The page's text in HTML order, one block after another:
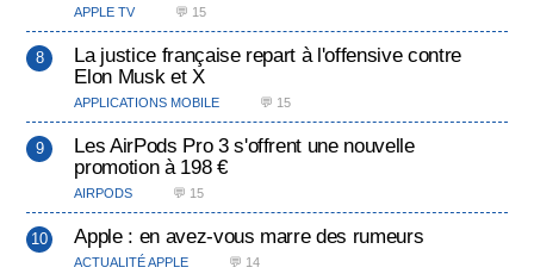
APPLE TV 💬 15
La justice française repart à l'offensive contre
Elon Musk et X
APPLICATIONS MOBILE 💬 15
Les AirPods Pro 3 s'offrent une nouvelle
promotion à 198 €
AIRPODS 💬 15
Apple : en avez-vous marre des rumeurs
ACTUALITÉ APPLE 💬 14